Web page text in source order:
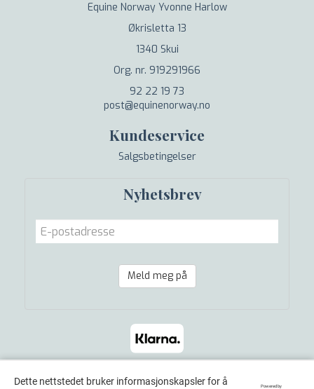
Equine Norway Yvonne Harlow
Økrisletta 13
1340 Skui
Org. nr. 919291966
92 22 19 73
post@equinenorway.no
Kundeservice
Salgsbetingelser
Nyhetsbrev
Meld meg på
Dette nettstedet bruker informasjonskapsler for å Powered by